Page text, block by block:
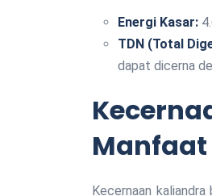
Energi Kasar:
TDN (Total
dapat dicerna
Kecernaan